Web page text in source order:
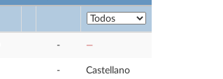
- —
- Castellano